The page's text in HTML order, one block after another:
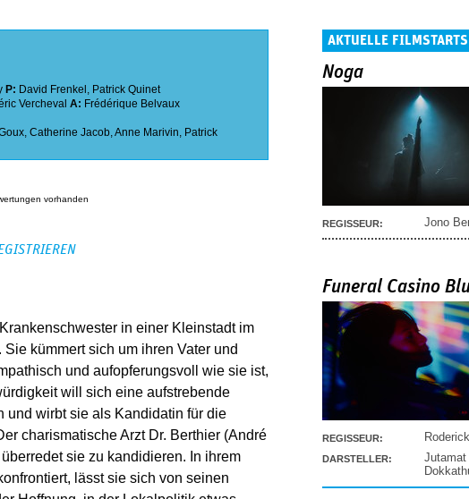
P: David Frenkel , Patrick Quinet
Vercheval A: Frédérique Belvaux
, Catherine Jacob,Anne Marivin, Patrick
vorhanden
in einer Kleinstadt im
kümmert sich um ihren Vater und
und aufopferungsvoll wie sie ist,
will sich eine aufstrebende
und wirbt sie als Kandidatin für die
charismatische Arzt Dr. Berthier (André
sie zu kandidieren. In ihrem
lässt sie sich von seinen
AKTUELLE FILMSTARTS
Noga
REGISSEUR: Jono
Funeral Casino
REGISSEUR:
DARSTELLER: Jutamat